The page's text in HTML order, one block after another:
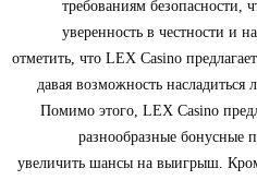
требованиям безопасности,
уверенность в честности и
отметить, что LEX Casino
давая возможность
Помимо этого, LEX Casino
разнообразные
увеличить шансы на выигрыш.